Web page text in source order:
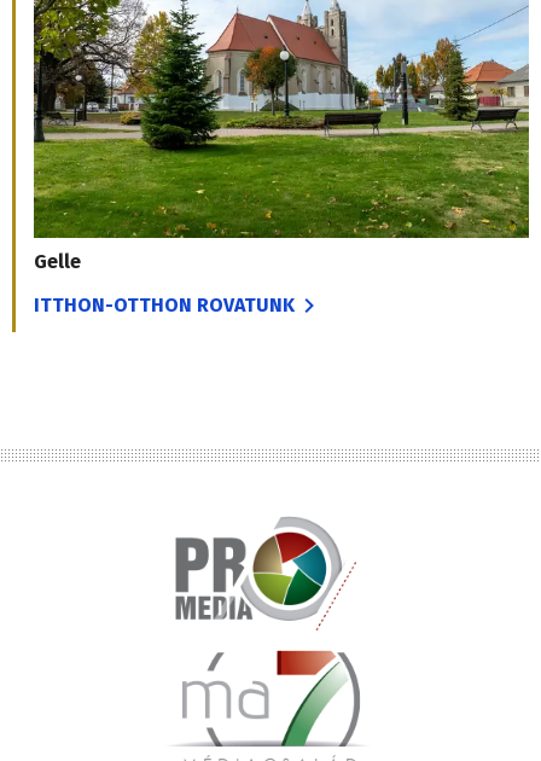
Gelle
ITTHON-OTTHON ROVATUNK